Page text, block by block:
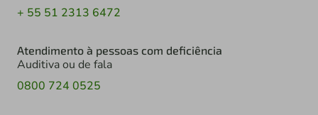
+ 55 51 2313 6472
Atendimento à pessoas com deficiência
Auditiva ou de fala
0800 724 0525